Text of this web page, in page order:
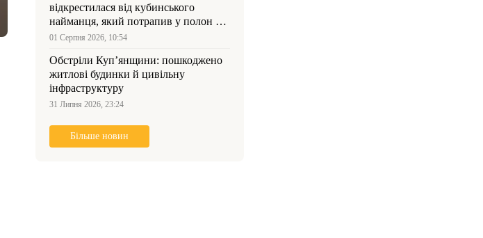
відкрестилася від кубинського
найманця, який потрапив у полон на
Куп’янщині
01 Серпня 2026, 10:54
Обстріли Куп’янщини: пошкоджено
житлові будинки й цивільну
інфраструктуру
31 Липня 2026, 23:24
Більше новин